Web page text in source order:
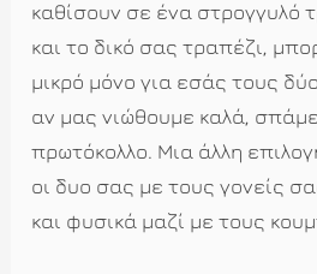
καθίσουν σε ένα στρογγυλό
και το δικό σας τραπέζι,
μικρό μόνο για εσάς τους
αν μας νιώθουμε καλά,
πρωτόκολλο. Μια άλλη
οι δυο σας με τους γονείς
και φυσικά μαζί με τους